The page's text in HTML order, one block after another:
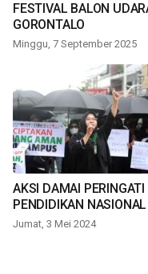
FESTIVAL BALON
GORONTALO
Minggu, 7 September 2025
AKSI DAMAI PERINGATI
PENDIDIKAN NASIONAL
Jumat, 3 Mei 2024